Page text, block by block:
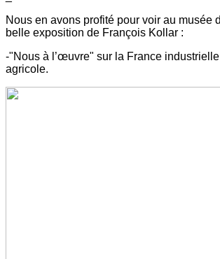
Nous en avons profité pour voir au musée
belle exposition de François Kollar :
-"Nous à l’œuvre" sur la France
agricole.